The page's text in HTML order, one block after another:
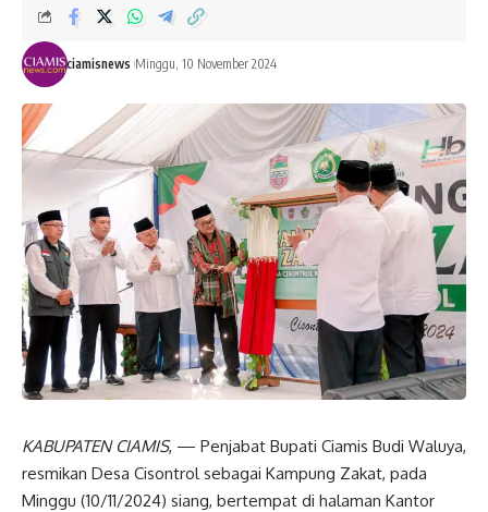
ciamisnews Minggu, 10 November 2024
KABUPATEN CIAMIS, — Penjabat Bupati Ciamis Budi Waluya,
resmikan Desa Cisontrol sebagai Kampung Zakat, pada
Minggu (10/11/2024) siang, bertempat di halaman Kantor